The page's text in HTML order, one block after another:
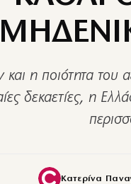
και η ποιότητα του
δεκαετίες, η
Κατερίνα